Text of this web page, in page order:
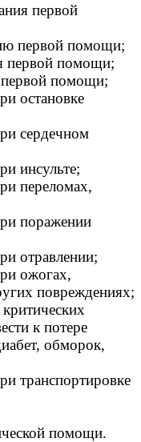
первой
первой помощи;
первой помощи;
первой помощи;
остановке
сердечном
инсульте;
переломах,
поражении
отравлении;
ожогах,
повреждениях;
к потере
обморок,
транспортировке
помощи.